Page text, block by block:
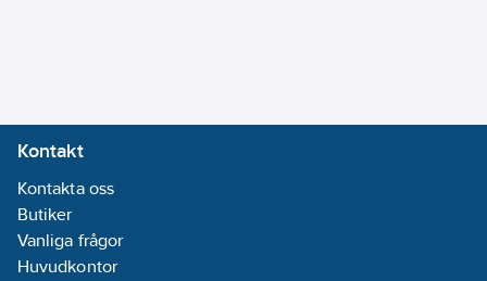
Kontakt
Kontakta oss
Butiker
Vanliga frågor
Huvudkontor